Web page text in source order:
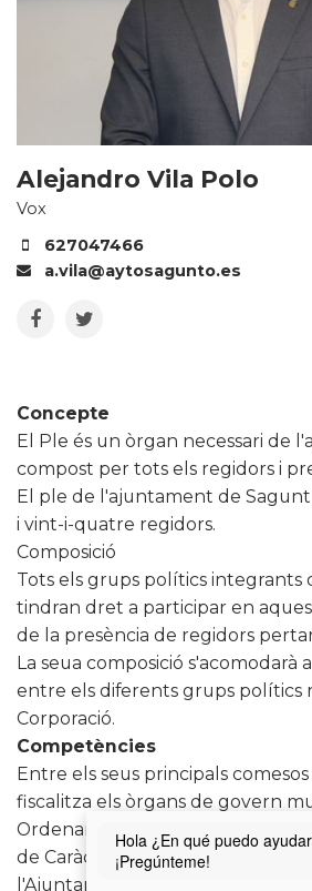
Alejandro Vila Polo
Vox
627047466
a.vila@aytosagunto.es
Concepte
El Ple és un òrgan necessari de
compost per tots els regidors i
El ple de l'ajuntament de
i vint-i-quatre regidors.
Composició
Tots els grups polítics integrants
tindran dret a participar en
de la presència de regidors
La seua composició s'acomodarà
entre els diferents grups polítics
Corporació.
Competències
Entre els seus principals
fiscalitza els òrgans de govern
Ordenances, Reglaments i la
de Caràcter general, així com el
l'Ajuntament. És competent per